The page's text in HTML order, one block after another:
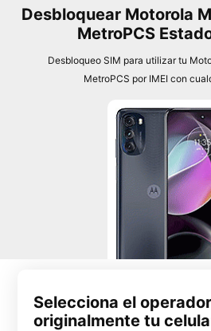
Desbloquear Motorola
MetroPCS
Desbloqueo SIM para utilizar tu
MetroPCS por IMEI con
Selecciona el
originalmente tu